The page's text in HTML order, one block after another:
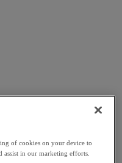
of cookies on your device to
assist in our marketing efforts.